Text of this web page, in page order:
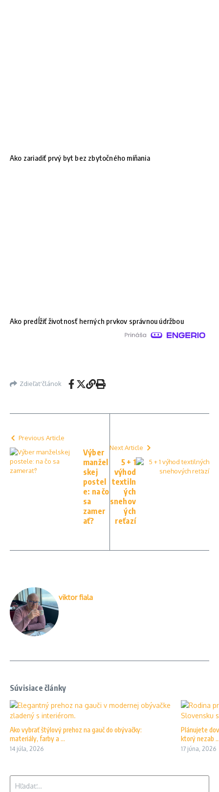
Ako zariadiť prvý byt bez zbytočného míňania
Ako predĺžiť životnosť herných prvkov správnou údržbou
Zdieľať článok
Previous Article
Výber
manžel
skej
postel
e: na čo
sa
zamer
ať?
Next Article
5 + 1
výhod
textiln
ých
snehov
ých
reťazí
viktor fiala
Súvisiace články
Ako vybrať štýlový prehoz na gauč do obývačky:
materiály, farby a ...
14 júla, 2026
Plánujete
ktorý nezab
17 júna, 2026